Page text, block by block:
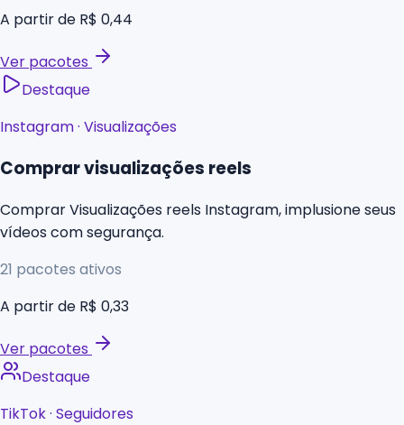
A partir de R$ 0,44
Ver pacotes
Destaque
Instagram· Visualizações
Comprar visualizações reels
Comprar Visualizações reels Instagram, implusione seus
vídeos com segurança.
21 pacotes ativos
A partir de R$ 0,33
Ver pacotes
Destaque
TikTok· Seguidores